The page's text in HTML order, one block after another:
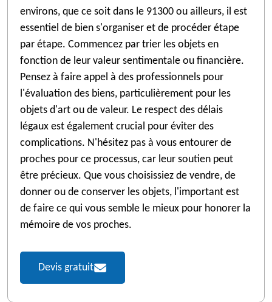
environs, que ce soit dans le 91300 ou ailleurs, il est
essentiel de bien s'organiser et de procéder étape
par étape. Commencez par trier les objets en
fonction de leur valeur sentimentale ou financière.
Pensez à faire appel à des professionnels pour
l'évaluation des biens, particulièrement pour les
objets d'art ou de valeur. Le respect des délais
légaux est également crucial pour éviter des
complications. N'hésitez pas à vous entourer de
proches pour ce processus, car leur soutien peut
être précieux. Que vous choisissiez de vendre, de
donner ou de conserver les objets, l'important est
de faire ce qui vous semble le mieux pour honorer la
mémoire de vos proches.
Devis gratuit